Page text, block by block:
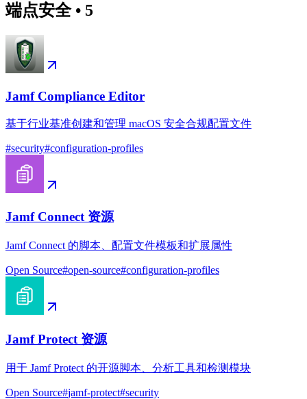
端点安全• 5
Jamf Compliance Editor
基于行业基准创建和管理 macOS 安全合规配置文件
#security#configuration-profiles
Jamf Connect 资源
Jamf Connect 的脚本、配置文件模板和扩展属性
Open Source#open-source#configuration-profiles
Jamf Protect 资源
用于 Jamf Protect 的开源脚本、分析工具和检测模块
Open Source#jamf-protect#security